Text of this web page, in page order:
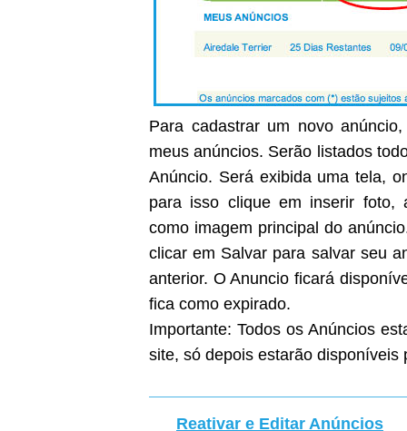
Para cadastrar um novo anúncio,
meus anúncios. Serão listados
Anúncio. Será exibida uma tela,
para isso clique em inserir
como imagem principal do
clicar em Salvar para salvar seu
anterior. O Anuncio ficará
fica como expirado.
Importante: Todos os Anúncios
site, só depois estarão disponíveis
Reativar e Editar Anúncios